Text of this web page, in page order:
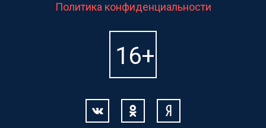
Политика конфиденциальности